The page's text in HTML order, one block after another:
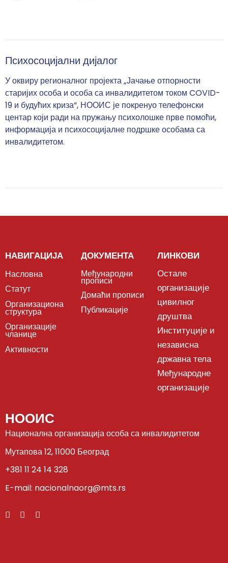
Психосоцијални дијалог
У оквиру регионалног пројекта „Јачање отпорности
старијих особа и особа са инвалидитетом током COVID-
19 и будућих криза“, НООИС је покренуо телефонски
центар који ради на пружању психолошке прве помоћи,
информација и психосоцијалне подршке особама са
инвалидитетом.
НАВИГАЦИЈА
Насловна
Статут
Организациона
структура
Организације
чланице
Активности
ДОКУМЕНТА
Међународни
прописи
Домаћи прописи
Публикације
ЛИНКОВИ
Остале
организације
цивилног
друштва
Институције и
независна
државна тела
Међународне
организације
НООИС
Национална организација особа са инвалидитетом
Мутапова 12, 11000 Београд
+381 11 24 14 328
E-mail: nacionalnaorg@mts.rs